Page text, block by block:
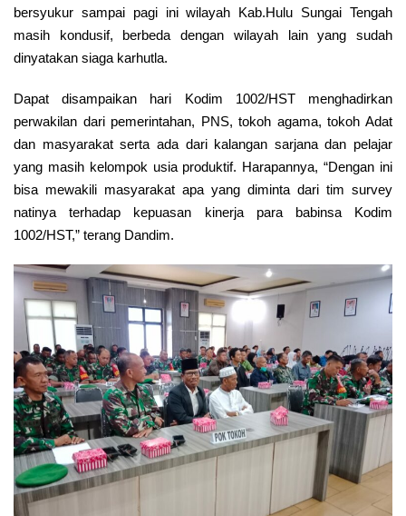
bersyukur sampai pagi ini wilayah Kab.Hulu Sungai Tengah
masih kondusif, berbeda dengan wilayah lain yang sudah
dinyatakan siaga karhutla.
Dapat disampaikan hari Kodim 1002/HST menghadirkan
perwakilan dari pemerintahan, PNS, tokoh agama, tokoh Adat
dan masyarakat serta ada dari kalangan sarjana dan pelajar
yang masih kelompok usia produktif. Harapannya, “Dengan ini
bisa mewakili masyarakat apa yang diminta dari tim survey
natinya terhadap kepuasan kinerja para babinsa Kodim
1002/HST,” terang Dandim.